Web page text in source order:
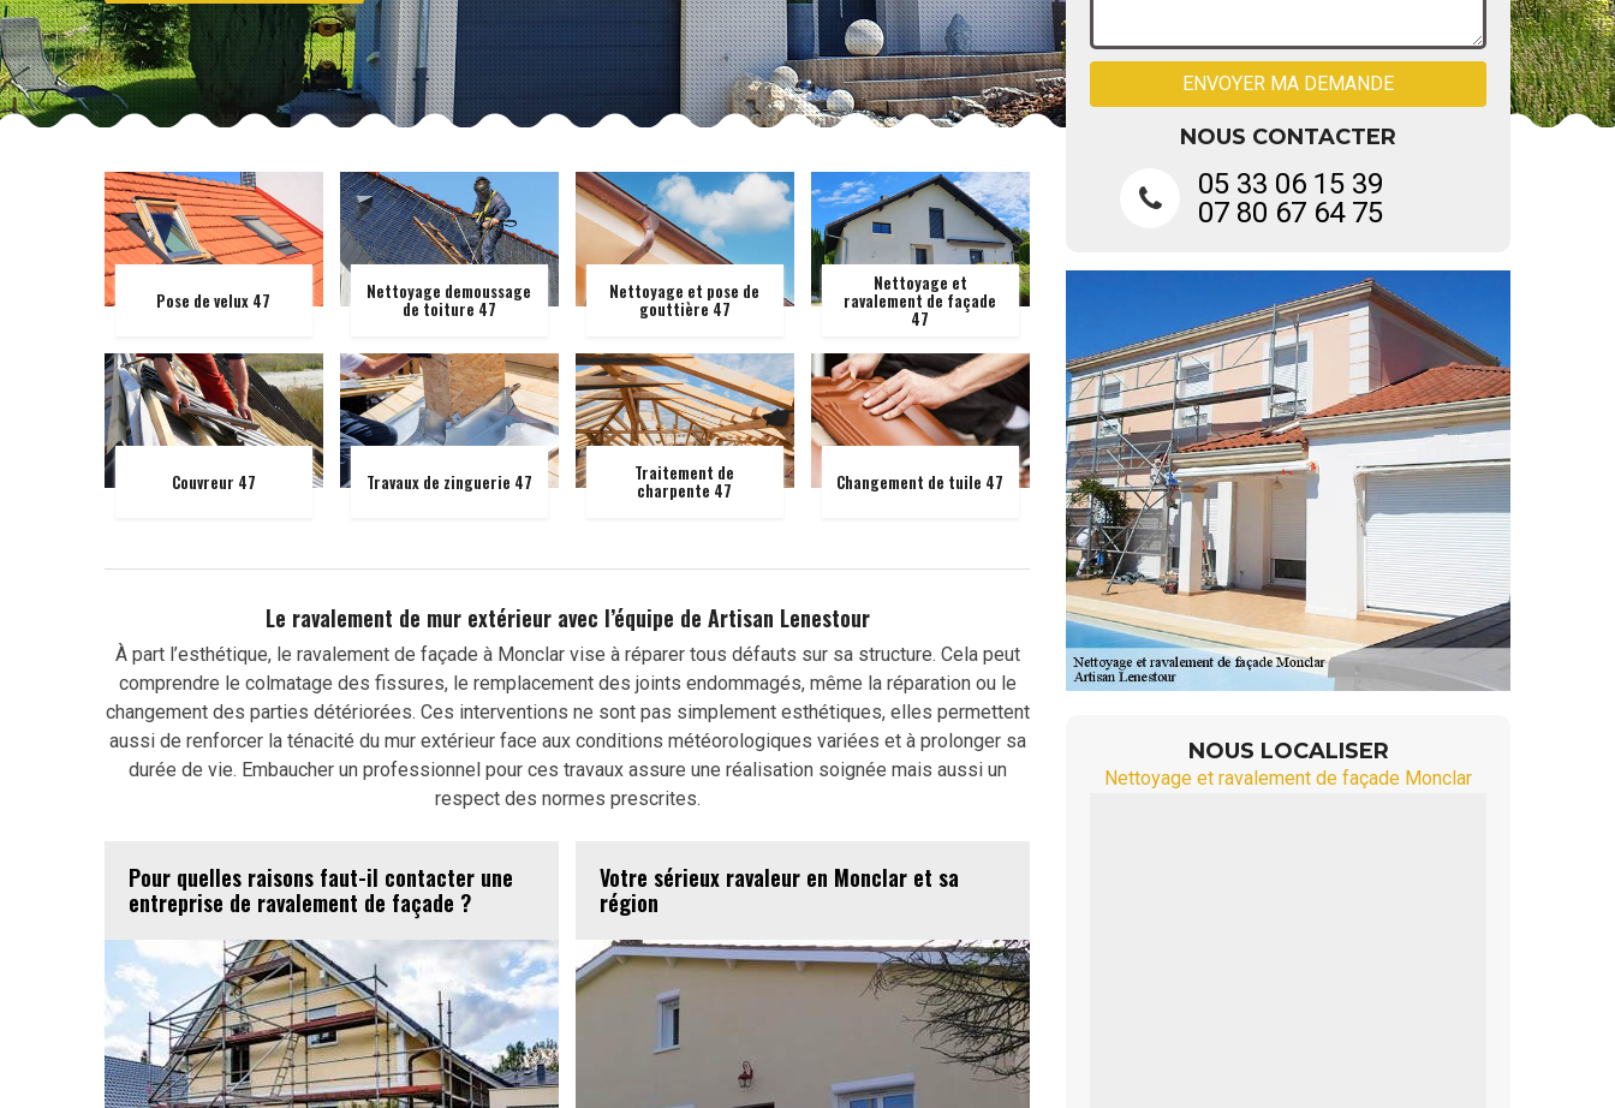
Pose de velux 47 Nettoyage demoussage
de toiture 47
Nettoyage et pose de
gouttière 47
Nettoyage et
ravalement de façade
47
Couvreur 47 Travaux de zinguerie 47 Traitement de
charpente 47 Changement de tuile 47
Le ravalement de mur extérieur avec l’équipe de Artisan Lenestour
À part l’esthétique, le ravalement de façade à Monclar vise à réparer tous défauts sur sa structure. Cela peut
comprendre le colmatage des fissures, le remplacement des joints endommagés, même la réparation ou le
changement des parties détériorées. Ces interventions ne sont pas simplement esthétiques, elles permettent
aussi de renforcer la ténacité du mur extérieur face aux conditions météorologiques variées et à prolonger sa
durée de vie. Embaucher un professionnel pour ces travaux assure une réalisation soignée mais aussi un
respect des normes prescrites.
Pour quelles raisons faut-il contacter une
entreprise de ravalement de façade ?
Votre sérieux ravaleur en Monclar et sa
région
NOUS CONTACTER
05 33 06 15 39
07 80 67 64 75
NOUS LOCALISER
Nettoyage et ravalement de façade Monclar